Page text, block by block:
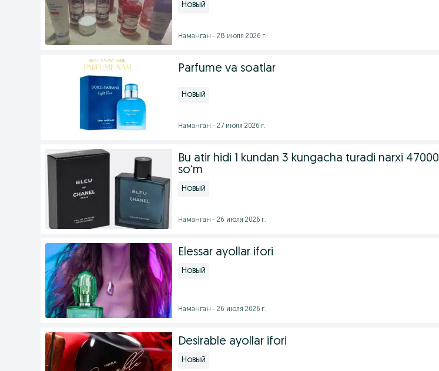
Новый
Наманган - 28 июля 2026 г.
Parfume va soatlar
Новый
Наманган - 27 июля 2026 г.
Bu atir hidi 1 kundan 3 kungacha turadi narxi 47000
soʻm
Новый
Наманган - 26 июля 2026 г.
Elessar ayollar ifori
Новый
Наманган - 26 июля 2026 г.
Desirable ayollar ifori
Новый